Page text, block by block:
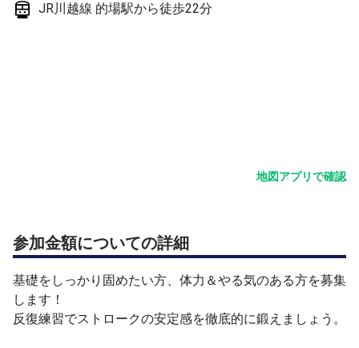
JR川越線 的場駅から徒歩22分
地図アプリで確認
参加金額についての詳細
基礎をしっかり固めたい方、体力＆やる気のある方を募集
します！
反復練習でストロークの安定感を徹底的に鍛えましょう。